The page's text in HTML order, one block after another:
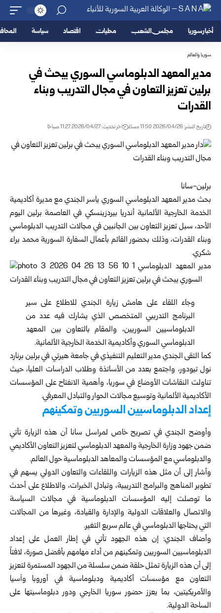
أخبار سوريا مجلس الشعب محليات اقتصاد سياسة
سوريا والعالم
مدير المعهد الدبلوماسي السوري يبحث في
برلين تعزيز التعاون في مجال التدريب وبناء
القدرات
تاريخ النشر: 2026/04/26 11:50 مساءً اخر تحديث: 2026/04/27 11:27 صباحًا
برلين-سانا
بحث مدير المعهد الدبلوماسي السوري ياسر الجندي مع مديرة أكاديمية
الخدمة الخارجية الألمانية أندريا بيردزينسكي في العاصمة برلين اليوم
الأحد، سبل تعزيز التعاون بين الجانبين في مجالات التدريب الدبلوماسي
وبناء القدرات، وذلك بحضور القائم بأعمال السفارة السورية محمد براء
شكري.
وجاء اللقاء على هامش زيارة الجندي للاطلاع على سير
البرنامج التدريبي المتخصص الذي يشارك فيه عدد من
الدبلوماسيين السوريين، والمقام بالتعاون بين المعهد
الدبلوماسي السوري وأكاديمية الخدمة الخارجية الألمانية.
كما التقى الجندي مدير التعليم التنفيذي في جامعة هيرتي في برلين برنارد
نول تيودور، واجتمع بعدد من الأساتذة وطلاب الدراسات العليا، حيث
تناولت النقاشات الأوضاع في سوريا، وأهمية الانفتاح على المؤسسات
الأكاديمية الألمانية وتوسيع مجالات الحوار والتبادل المعرفي.
إعداد الدبلوماسيين السوريين وتمكينهم
وأوضح الجندي في تصريح خاص لمراسل سانا أن هذه الزيارة تأتي
ضمن جهود وزارة الخارجية والمعهد الدبلوماسي لتعزيز التعاون الأكاديمي
والدبلوماسي مع المؤسسات والمعاهد الدبلوماسية حول العالم.
وأشار إلى أن مثل هذه الزيارات واللقاءات والتعاون الدولي يسهم في
تطوير المناهج والبرامج التدريبية، وتبادل الخبرات، والاطلاع على أحدث
ما توصلت إليه المؤسسات الدبلوماسية في مجالات السياسة
والاتصال والعلاقات الدولية والإدارة والقيادة، وغيرها من المجالات
التي يحتاجها الدبلوماسي في عالم سريع التغير.
وأضاف الجندي: إن هذه الجهود تأتي في إطار العمل على إعداد
الدبلوماسيين السوريين وتمكينهم من أداء مهامهم بأفضل صورة، لافتاً
إلى أن هذه الزيارة تمثل حلقة ضمن سلسلة من الجهود المستمرة لتعزيز
التعاون مع مؤسسات أكاديمية ودبلوماسية في أوروبا وآسيا
والأمريكيتين، بما يعزز حضور سوريا الخارجي ودور دبلوماسيتها على
الساحة الدولية.